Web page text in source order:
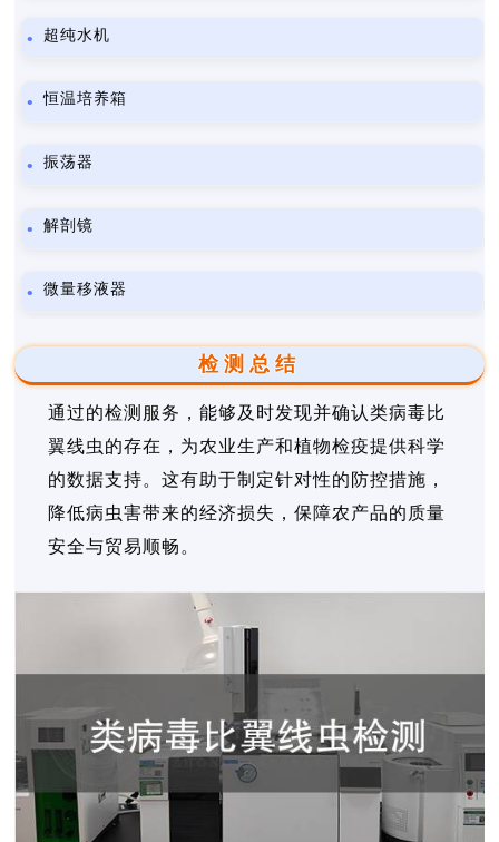
超纯水机
恒温培养箱
振荡器
解剖镜
微量移液器
检测总结
通过的检测服务，能够及时发现并确认类病毒比
翼线虫的存在，为农业生产和植物检疫提供科学
的数据支持。这有助于制定针对性的防控措施，
降低病虫害带来的经济损失，保障农产品的质量
安全与贸易顺畅。